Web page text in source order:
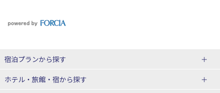
宿泊プランから探す
北海道
ホテル・旅館・宿から探す